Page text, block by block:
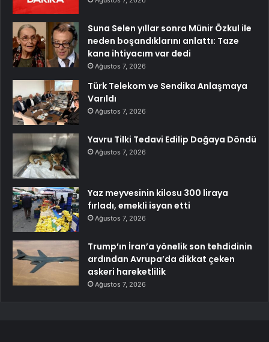
Suna Selen yıllar sonra Münir Özkul ile
neden boşandıklarını anlattı: Taze
kana ihtiyacım var dedi
Ağustos 7, 2026
Türk Telekom ve Sendika Anlaşmaya
Varıldı
Ağustos 7, 2026
Yavru Tilki Tedavi Edilip Doğaya Döndü
Ağustos 7, 2026
Yaz meyvesinin kilosu 300 liraya
fırladı, emekli isyan etti
Ağustos 7, 2026
Trump’ın İran’a yönelik son tehdidinin
ardından Avrupa’da dikkat çeken
askeri hareketlilik
Ağustos 7, 2026